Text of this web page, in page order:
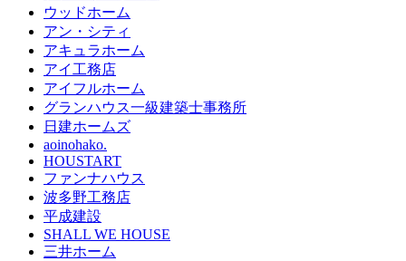
ウッドホーム
アン・シティ
アキュラホーム
アイ工務店
アイフルホーム
グランハウス一級建築士事務所
日建ホームズ
aoinohako.
HOUSTART
ファンナハウス
波多野工務店
平成建設
SHALL WE HOUSE
三井ホーム